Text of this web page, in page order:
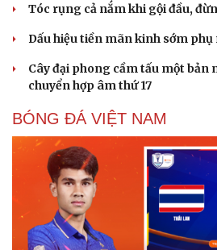
Tóc rụng cả nắm khi gội đầu,
Dấu hiệu tiền mãn kinh sớm phụ
Cây đại phong cầm tấu một bản
chuyển hợp âm thứ 17
BÓNG ĐÁ VIỆT NAM